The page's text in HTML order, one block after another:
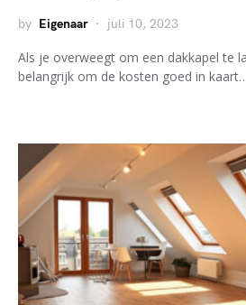
by Eigenaar juli 10, 2023
Als je overweegt om een dakkapel te
belangrijk om de kosten goed in